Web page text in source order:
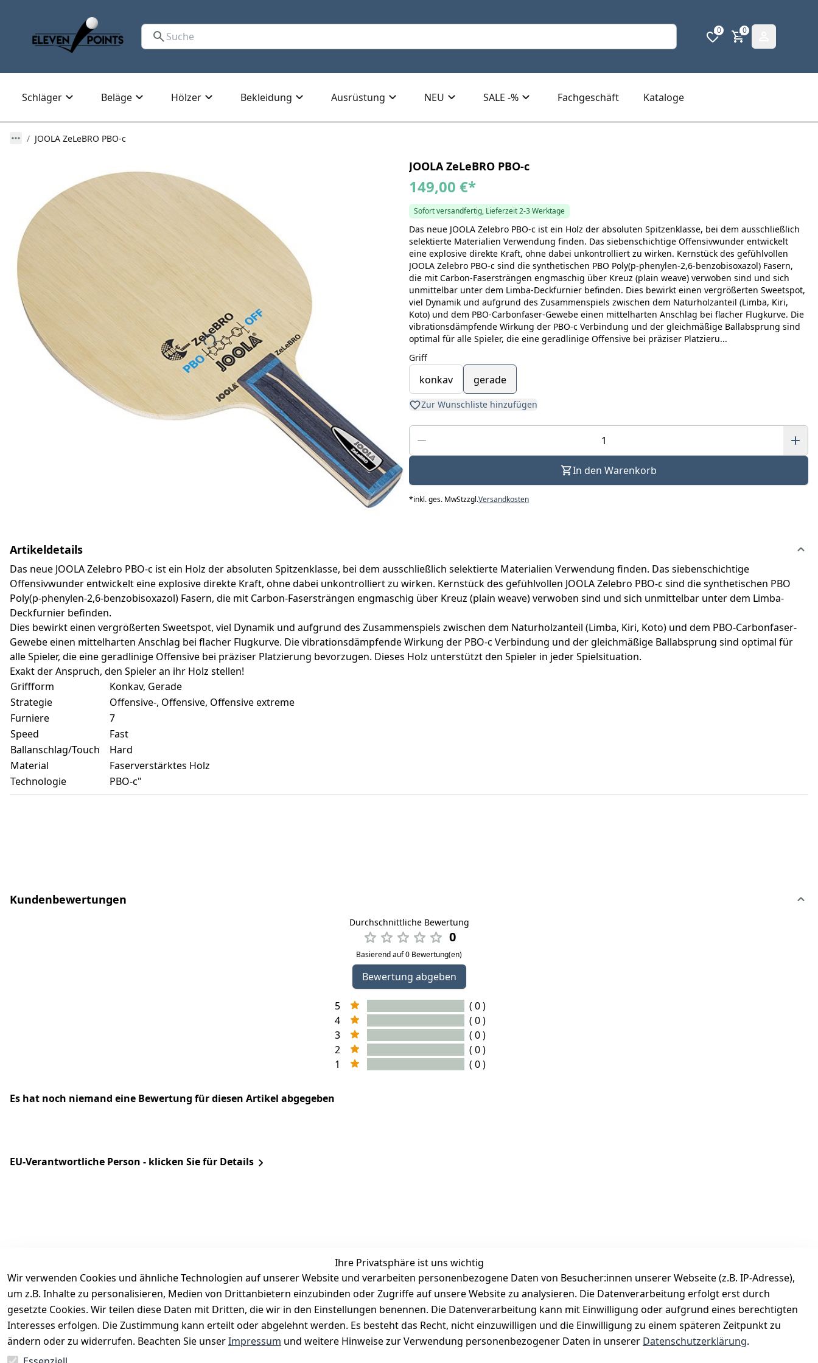
0 0
Schläger Beläge Hölzer Bekleidung Ausrüstung NEU SALE -% Fachgeschäft Kataloge
JOOLA ZeLeBRO PBO-c
JOOLA ZeLeBRO PBO-c
149,00 €*
Sofort versandfertig, Lieferzeit 2-3 Werktage
Das neue JOOLA Zelebro PBO-c ist ein Holz der absoluten Spitzenklasse, bei dem ausschließlich
selektierte Materialien Verwendung finden. Das siebenschichtige Offensivwunder entwickelt
eine explosive direkte Kraft, ohne dabei unkontrolliert zu wirken. Kernstück des gefühlvollen
JOOLA Zelebro PBO-c sind die synthetischen PBO Poly(p-phenylen-2,6-benzobisoxazol) Fasern,
die mit Carbon-Fasersträngen engmaschig über Kreuz (plain weave) verwoben sind und sich
unmittelbar unter dem Limba-Deckfurnier befinden. Dies bewirkt einen vergrößerten Sweetspot,
viel Dynamik und aufgrund des Zusammenspiels zwischen dem Naturholzanteil (Limba, Kiri,
Koto) und dem PBO-Carbonfaser-Gewebe einen mittelharten Anschlag bei flacher Flugkurve. Die
vibrationsdämpfende Wirkung der PBO-c Verbindung und der gleichmäßige Ballabsprung sind
optimal für alle Spieler, die eine geradlinige Offensive bei präziser Platzieru...
Griff
konkav gerade
Zur Wunschliste hinzufügen
In den Warenkorb
*inkl. ges. MwStzzgl.Versandkosten
Artikeldetails
Das neue JOOLA Zelebro PBO-c ist ein Holz der absoluten Spitzenklasse, bei dem ausschließlich selektierte Materialien Verwendung finden. Das siebenschichtige
Offensivwunder entwickelt eine explosive direkte Kraft, ohne dabei unkontrolliert zu wirken. Kernstück des gefühlvollen JOOLA Zelebro PBO-c sind die synthetischen PBO
Poly(p-phenylen-2,6-benzobisoxazol) Fasern, die mit Carbon-Fasersträngen engmaschig über Kreuz (plain weave) verwoben sind und sich unmittelbar unter dem Limba-
Deckfurnier befinden.
Dies bewirkt einen vergrößerten Sweetspot, viel Dynamik und aufgrund des Zusammenspiels zwischen dem Naturholzanteil (Limba, Kiri, Koto) und dem PBO-Carbonfaser-
Gewebe einen mittelharten Anschlag bei flacher Flugkurve. Die vibrationsdämpfende Wirkung der PBO-c Verbindung und der gleichmäßige Ballabsprung sind optimal für
alle Spieler, die eine geradlinige Offensive bei präziser Platzierung bevorzugen. Dieses Holz unterstützt den Spieler in jeder Spielsituation.
Exakt der Anspruch, den Spieler an ihr Holz stellen!
Griffform
Konkav, Gerade
Strategie
Offensive-, Offensive, Offensive extreme
Furniere
7
Speed
Fast
Ballanschlag/Touch
Hard
Material
Faserverstärktes Holz
Technologie
PBO-c"
Kundenbewertungen
Durchschnittliche Bewertung
0
Basierend auf 0 Bewertung(en)
Bewertung abgeben
5
( 0 )
4
( 0 )
3
( 0 )
2
( 0 )
1
( 0 )
Es hat noch niemand eine Bewertung für diesen Artikel abgegeben
EU-Verantwortliche Person - klicken Sie für Details
Ihre Privatsphäre ist uns wichtig
Wir verwenden Cookies und ähnliche Technologien auf unserer Website und verarbeiten personenbezogene Daten von Besucher:innen unserer Webseite (z.B. IP-Adresse),
um z.B. Inhalte zu personalisieren, Medien von Drittanbietern einzubinden oder Zugriffe auf unsere Website zu analysieren. Die Datenverarbeitung erfolgt erst durch
gesetzte Cookies. Wir teilen diese Daten mit Dritten, die wir in den Einstellungen benennen. Die Datenverarbeitung kann mit Einwilligung oder aufgrund eines berechtigten
Interesses erfolgen. Die Zustimmung kann erteilt oder abgelehnt werden. Es besteht das Recht, nicht einzuwilligen und die Einwilligung zu einem späteren Zeitpunkt zu
ändern oder zu widerrufen. Beachten Sie unserImpressum und weitere Hinweise zur Verwendung personenbezogener Daten in unserer Datenschutzerklärung.
Rechtliches
AGB
Impressum
Services
Kontakt
Registrieren
Katalog
Zahlungsmöglichkeiten
Vorkasse
PayPal
Versanddienstleister
Österreichische Post